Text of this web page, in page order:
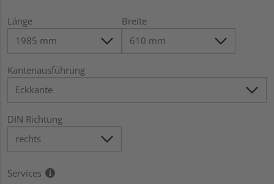
Länge Breite
Kantenausführung
DIN Richtung
Services